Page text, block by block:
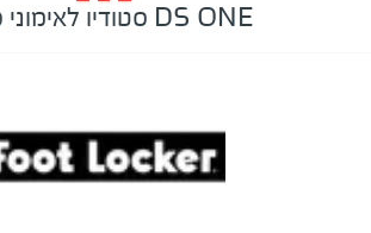
DS ONE סטודיו לאימוני כושר